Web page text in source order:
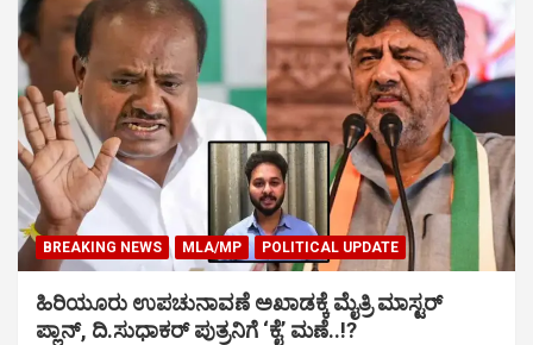
BREAKING NEWS MLA/MP POLITICAL UPDATE
ಹಿರಿಯೂರು ಉಪಚುನಾವಣೆ ಅಖಾಡಕ್ಕೆ ಮೈತ್ರಿ ಮಾಸ್ಟರ್
ಪ್ಲಾನ್, ದಿ.ಸುಧಾಕರ್ ಪುತ್ರನಿಗೆ ‘ಕೈ’ ಮಣೆ..!?